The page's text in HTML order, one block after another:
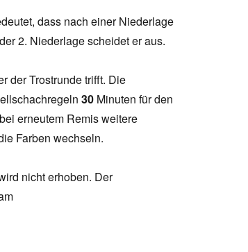
dass nach einer Niederlage
2. Niederlage scheidet er aus.
der Trostrunde trifft. Die
30 Minuten für den
erneutem Remis weitere
Farben wechseln.
nicht erhoben. Der